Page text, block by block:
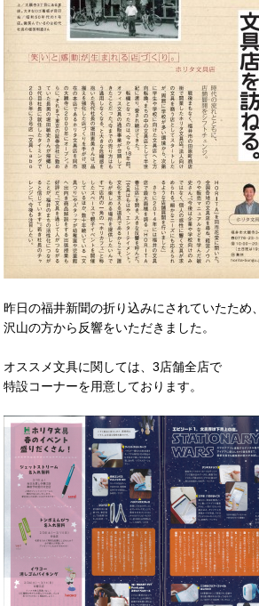
昨日の福井新聞の折り込みにされていたため、
沢山の方から反響をいただきました。
オススメ文具に関しては、3店舗全店で
特設コーナーを用意しております。